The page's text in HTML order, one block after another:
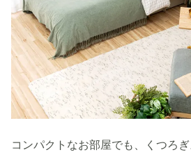
コンパクトなお部屋でも、くつろ